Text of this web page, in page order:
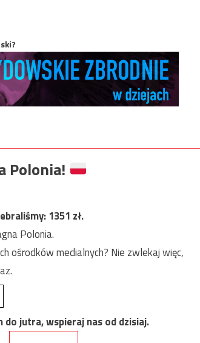
Polonia!
1351 zł.
Polonia.
ośrodków medialnych? Nie zwlekaj więc,
jutra, wspieraj nas od dzisiaj.